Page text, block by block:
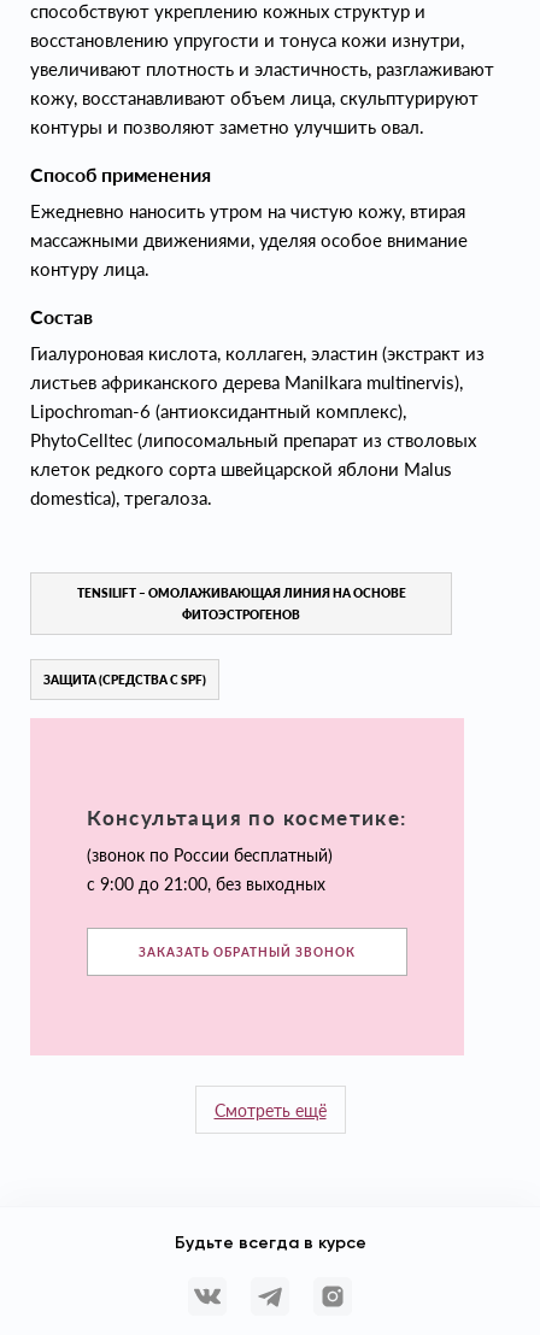
способствуют укреплению кожных структур и
восстановлению упругости и тонуса кожи изнутри,
увеличивают плотность и эластичность, разглаживают
кожу, восстанавливают объем лица, скульптурируют
контуры и позволяют заметно улучшить овал.
Способ применения
Ежедневно наносить утром на чистую кожу, втирая
массажными движениями, уделяя особое внимание
контуру лица.
Состав
Гиалуроновая кислота, коллаген, эластин (экстракт из
листьев африканского дерева Manilkara multinervis),
Lipochroman-6 (антиоксидантный комплекс),
PhytoCelltec (липосомальный препарат из стволовых
клеток редкого сорта швейцарской яблони Malus
domestica), трегалоза.
TENSILIFT – ОМОЛАЖИВАЮЩАЯ ЛИНИЯ НА ОСНОВЕ
ФИТОЭСТРОГЕНОВ
ЗАЩИТА (СРЕДСТВА С SPF)
Консультация по косметике:
(звонок по России бесплатный)
с 9:00 до 21:00, без выходных
ЗАКАЗАТЬ ОБРАТНЫЙ ЗВОНОК
Смотреть ещё
Будьте всегда в курсе